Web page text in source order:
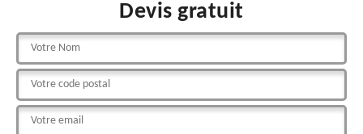
Devis gratuit